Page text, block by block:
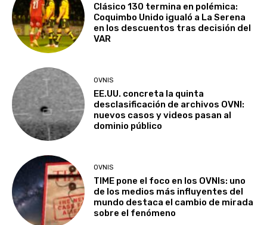
Clásico 130 termina en polémica:
Coquimbo Unido igualó a La Serena
en los descuentos tras decisión del
VAR
OVNIS
EE.UU. concreta la quinta
desclasificación de archivos OVNI:
nuevos casos y videos pasan al
dominio público
OVNIS
TIME pone el foco en los OVNIs: uno
de los medios más influyentes del
mundo destaca el cambio de mirada
sobre el fenómeno